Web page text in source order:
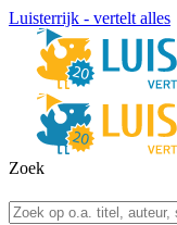
Luisterrijk - vertelt alles
Zoek